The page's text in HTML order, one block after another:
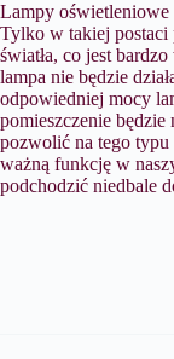
Lampy oświetleniowe
Tylko w takiej postaci
światła, co jest
lampa nie będzie
odpowiedniej mocy
pomieszczenie
pozwolić na tego typu
ważną funkcję w
podchodzić niedbale